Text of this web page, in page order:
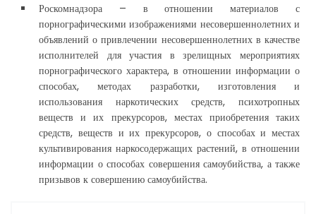
Роскомнадзора – в отношении материалов с
порнографическими изображениями несовершеннолетних и
объявлений о привлечении несовершеннолетних в качестве
исполнителей для участия в зрелищных мероприятиях
порнографического характера, в отношении информации о
способах, методах разработки, изготовления и
использования наркотических средств, психотропных
веществ и их прекурсоров, местах приобретения таких
средств, веществ и их прекурсоров, о способах и местах
культивирования наркосодержащих растений, в отношении
информации о способах совершения самоубийства, а также
призывов к совершению самоубийства.